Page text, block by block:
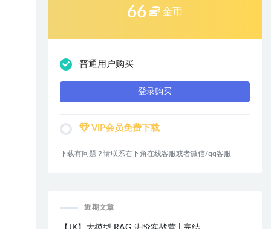
66 金币
普通用户购买
登录购买
VIP会员免费下载
下载有问题？请联系右下角在线客服或者微信/qq客服
近期文章